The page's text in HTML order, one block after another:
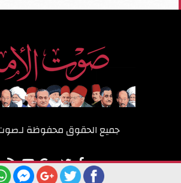
جميع الحقوق محفوظة لـ